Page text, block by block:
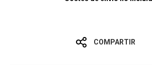
COMPARTIR